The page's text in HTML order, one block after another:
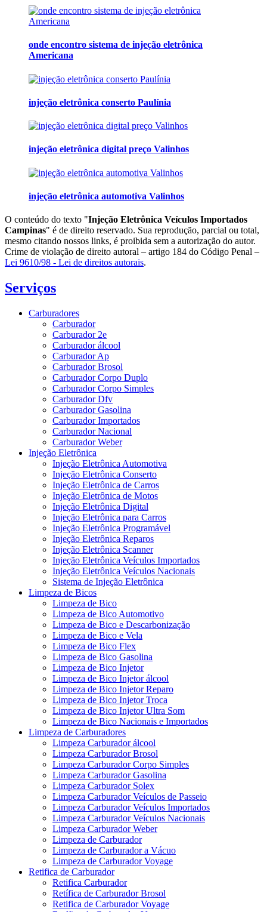
onde encontro sistema de injeção eletrônica
Americana
injeção eletrônica conserto Paulínia
injeção eletrônica digital preço Valinhos
injeção eletrônica automotiva Valinhos
O conteúdo do texto "Injeção Eletrônica Veículos Importados
Campinas" é de direito reservado. Sua reprodução, parcial ou total,
mesmo citando nossos links, é proibida sem a autorização do autor.
Crime de violação de direito autoral – artigo 184 do Código Penal –
Lei 9610/98 - Lei de direitos autorais.
Serviços
Carburadores
Carburador
Carburador 2e
Carburador álcool
Carburador Ap
Carburador Brosol
Carburador Corpo Duplo
Carburador Corpo Simples
Carburador Dfv
Carburador Gasolina
Carburador Importados
Carburador Nacional
Carburador Weber
Injeção Eletrônica
Injeção Eletrônica Automotiva
Injeção Eletrônica Conserto
Injeção Eletrônica de Carros
Injeção Eletrônica de Motos
Injeção Eletrônica Digital
Injeção Eletrônica para Carros
Injeção Eletrônica Programável
Injeção Eletrônica Reparos
Injeção Eletrônica Scanner
Injeção Eletrônica Veículos Importados
Injeção Eletrônica Veículos Nacionais
Sistema de Injeção Eletrônica
Limpeza de Bicos
Limpeza de Bico
Limpeza de Bico Automotivo
Limpeza de Bico e Descarbonização
Limpeza de Bico e Vela
Limpeza de Bico Flex
Limpeza de Bico Gasolina
Limpeza de Bico Injetor
Limpeza de Bico Injetor álcool
Limpeza de Bico Injetor Reparo
Limpeza de Bico Injetor Troca
Limpeza de Bico Injetor Ultra Som
Limpeza de Bico Nacionais e Importados
Limpeza de Carburadores
Limpeza Carburador álcool
Limpeza Carburador Brosol
Limpeza Carburador Corpo Simples
Limpeza Carburador Gasolina
Limpeza Carburador Solex
Limpeza Carburador Veículos de Passeio
Limpeza Carburador Veículos Importados
Limpeza Carburador Veículos Nacionais
Limpeza Carburador Weber
Limpeza de Carburador
Limpeza de Carburador a Vácuo
Limpeza de Carburador Voyage
Retifica de Carburador
Retifica Carburador
Retífica de Carburador Brosol
Retifica de Carburador Voyage